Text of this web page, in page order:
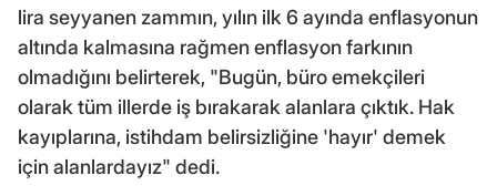
lira seyyanen zammın, yılın ilk 6 ayında enflasyonun
altında kalmasına rağmen enflasyon farkının
olmadığını belirterek, "Bugün, büro emekçileri
olarak tüm illerde iş bırakarak alanlara çıktık. Hak
kayıplarına, istihdam belirsizliğine 'hayır' demek
için alanlardayız" dedi.